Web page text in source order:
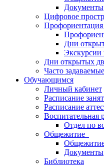
Документы
Цифровое
Профориентация
Дни
Дни открытых
Часто
Обучающимся
Личный кабинет
Расписание
Расписание
Воспитательная
Отдел по
Общежитие
Документы
Библиотека